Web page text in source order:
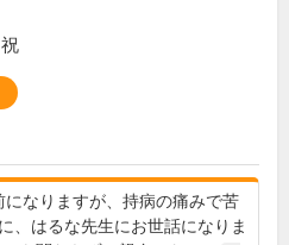
になりますが、持病の痛みで苦
、はるな先生にお世話になりま